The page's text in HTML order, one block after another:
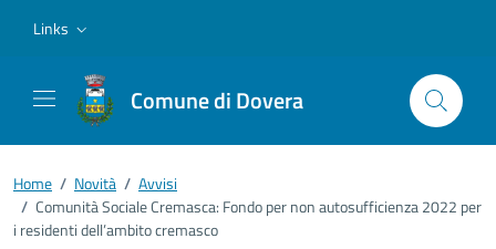
Links
Comune di Dovera
Home / Novità / Avvisi
/ Comunità Sociale Cremasca: Fondo per non autosufficienza 2022 per
i residenti dell’ambito cremasco